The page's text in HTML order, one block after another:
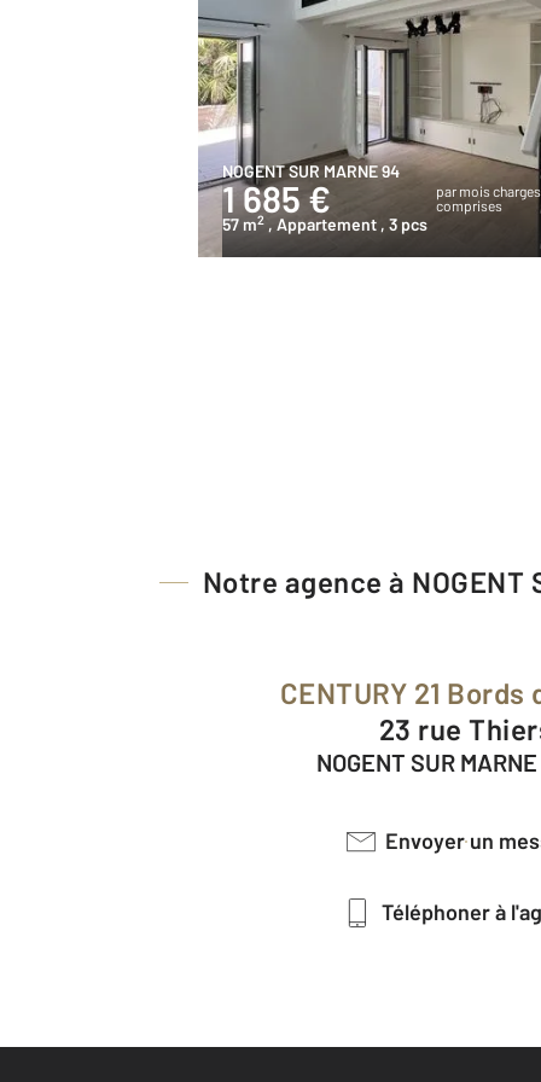
NOGENT SUR MARNE 94
1 685 €
par mois charges
comprises
57 m2 , Appartement , 3 pcs
Notre agence à NOGENT
CENTURY 21
23 rue
NOGENT SUR
Envoyer un
Téléphoner à